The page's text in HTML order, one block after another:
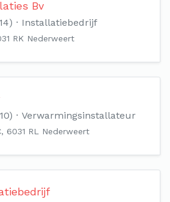
Bv
Installatiebedrijf
RK Nederweert
Verwarmingsinstallateur
6031 RL Nederweert